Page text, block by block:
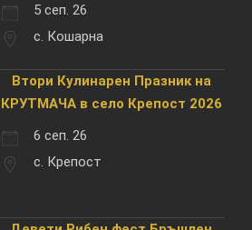
5 сеп. 26
с. Кошарна
Втори Кулинарен Празник на
КРУТМАЧА в село Крепост 2026
6 сеп. 26
с. Крепост